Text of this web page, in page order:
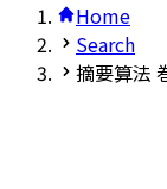
Home
Search
摘要算法